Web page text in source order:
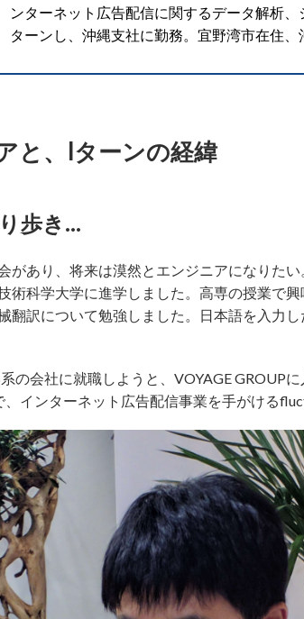
ンターネット広告配信に関するデータ解析
ターンし、沖縄支社に勤務。宜野湾市在住、
と、Iターンの経緯
歩き…
があり、将来は漠然とエンジニアになりた
術科学大学に進学しました。高専の授業で
翻訳について勉強しました。日本語を入力
の会社に就職しようと、VOYAGE GROUP
インターネット広告配信事業を手がける